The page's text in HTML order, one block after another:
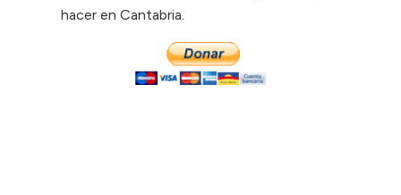
hacer en Cantabria.